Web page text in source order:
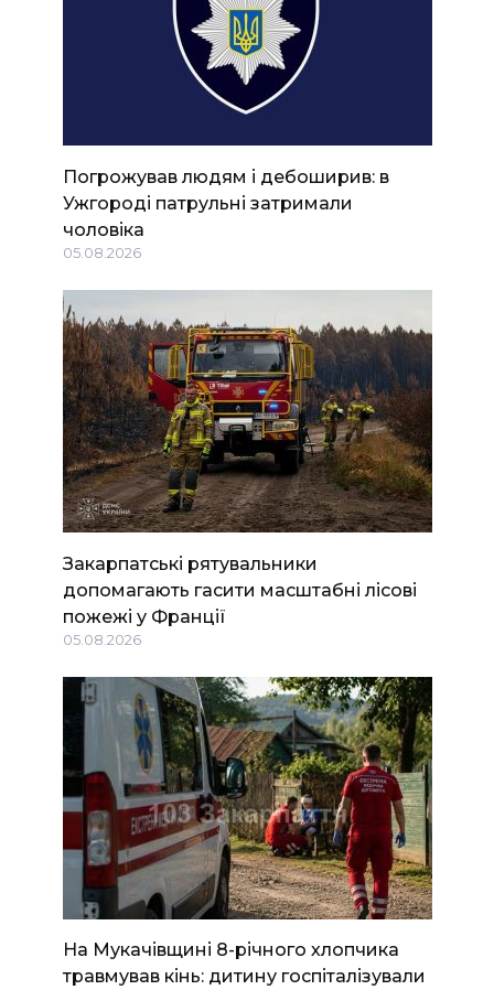
Погрожував людям і дебоширив: в
Ужгороді патрульні затримали
чоловіка
05.08.2026
Закарпатські рятувальники
допомагають гасити масштабні лісові
пожежі у Франції
05.08.2026
На Мукачівщині 8-річного хлопчика
травмував кінь: дитину госпіталізували